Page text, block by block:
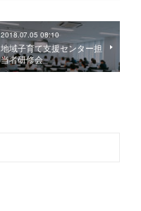
2018.07.05 08:10
地域子育て支援センター担
当者研修会